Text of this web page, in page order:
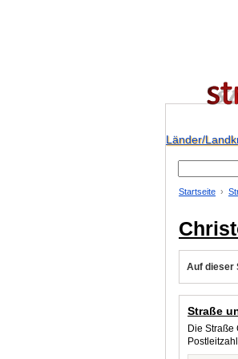
Länder/
Startseite
Auf dieser
Straße
Die Straße